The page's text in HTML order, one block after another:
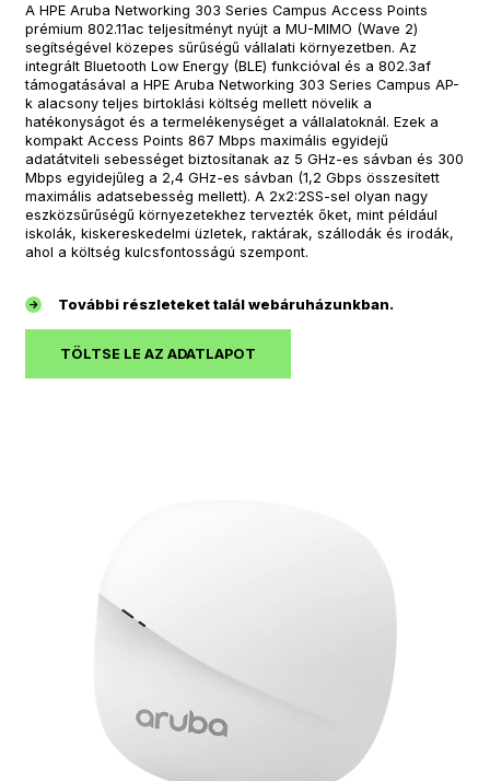
A HPE Aruba Networking 303 Series Campus Access Points
prémium 802.11ac teljesítményt nyújt a MU-MIMO (Wave 2)
segítségével közepes sűrűségű vállalati környezetben. Az
integrált Bluetooth Low Energy (BLE) funkcióval és a 802.3af
támogatásával a HPE Aruba Networking 303 Series Campus AP-
k alacsony teljes birtoklási költség mellett növelik a
hatékonyságot és a termelékenységet a vállalatoknál. Ezek a
kompakt Access Points 867 Mbps maximális egyidejű
adatátviteli sebességet biztosítanak az 5 GHz-es sávban és 300
Mbps egyidejűleg a 2,4 GHz-es sávban (1,2 Gbps összesített
maximális adatsebesség mellett). A 2x2:2SS-sel olyan nagy
eszközsűrűségű környezetekhez tervezték őket, mint például
iskolák, kiskereskedelmi üzletek, raktárak, szállodák és irodák,
ahol a költség kulcsfontosságú szempont.
További részleteket talál webáruházunkban.
TÖLTSE LE AZ ADATLAPOT